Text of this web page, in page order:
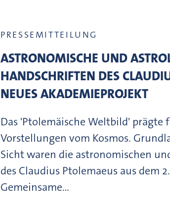
PRESSEMITTEILUNG
ASTRONOMISCHE UND
HANDSCHRIFTEN DES
NEUES AKADEMIEPROJEKT
Das 'Ptolemäische Weltbild' prägte
Vorstellungen vom Kosmos.
Sicht waren die astronomischen
des Claudius Ptolemaeus aus dem
Gemeinsame…